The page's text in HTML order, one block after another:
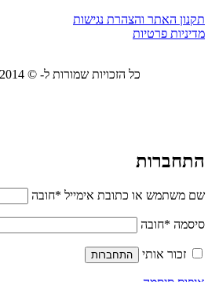
תקנון האתר והצהרת נגישות
מדיניות פרטיות
כל הזכויות שמורות ל- © 2014 OrcaShop
התחברות
שם משתמש או כתובת אימייל *חובה
סיסמה *חובה
זכור אותי התחברות